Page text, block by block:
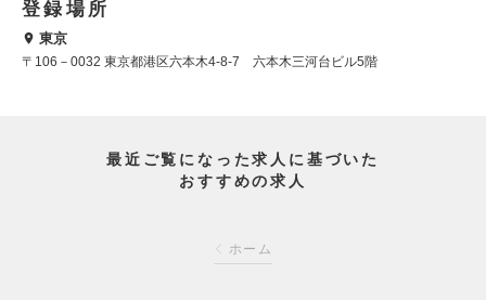
登録場所
東京
〒106－0032 東京都港区六本木4-8-7 六本木三河台ビル5階
最近ご覧になった求人に基づいた
おすすめの求人
ホーム